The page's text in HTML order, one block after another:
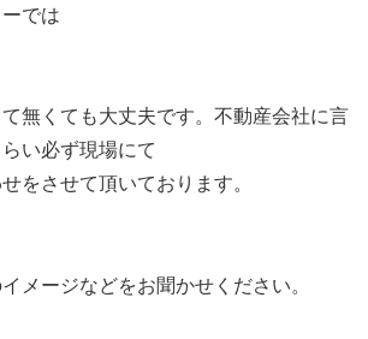
では
無くても大丈夫です。不動産会社に言
い必ず現場にて
をさせて頂いております。
メージなどをお聞かせください。